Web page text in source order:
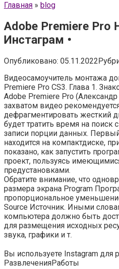
Главная » blog
Adobe Premiere Pro
Инстаграм •
Опубликовано: 05.11.2022
Видеосамоучитель монтажа
Premiere Pro CS3. Глава 1.
Adobe Premiere Pro
захватом видео
дефрагментировать жесткий
будет тратить время на поиск
записи порции данных.
находится на компактдиске,
показано, как запустить
проект, пользуясь
предустановками.
Обратите внимание, что
размера экрана Program
пропорциональное
Source Источник. Иными
компьютера должно быть
для размещения исходных
звука, графики и т.
Вы используете Instagram для
РазвлеченияРаботы